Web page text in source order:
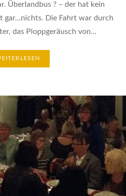
Überlandbus ? – der hat kein
gar…nichts. Die Fahrt war durch
das Ploppgeräusch von…